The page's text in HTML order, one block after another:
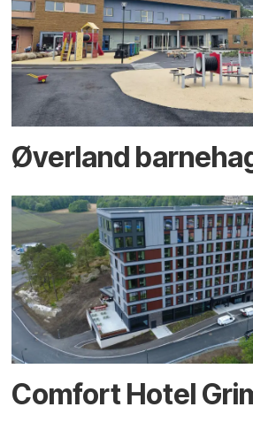
Øverland
Comfort Hotel